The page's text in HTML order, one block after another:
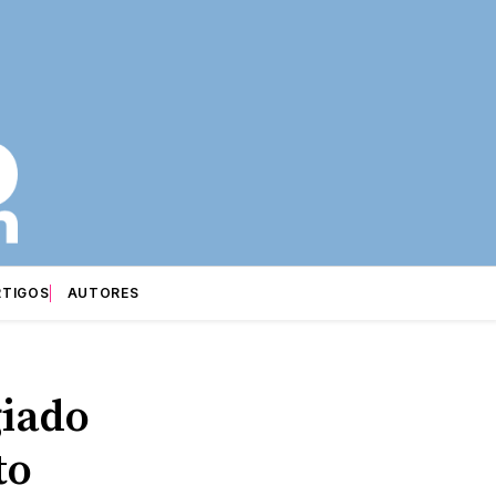
AUTORES